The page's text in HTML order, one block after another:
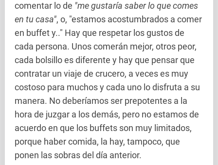
comentar lo de "me gustaría saber lo que comes
en tu casa", o, "estamos acostumbrados a comer
en buffet y.." Hay que respetar los gustos de
cada persona. Unos comerán mejor, otros peor,
cada bolsillo es diferente y hay que pensar que
contratar un viaje de crucero, a veces es muy
costoso para muchos y cada uno lo disfruta a su
manera. No deberíamos ser prepotentes a la
hora de juzgar a los demás, pero no estamos de
acuerdo en que los buffets son muy limitados,
porque haber comida, la hay, tampoco, que
ponen las sobras del día anterior.